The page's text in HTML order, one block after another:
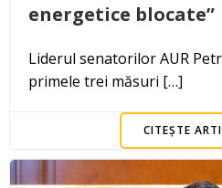
energetice blocate”
Liderul senatorilor AUR
primele trei măsuri […]
CITEȘTE